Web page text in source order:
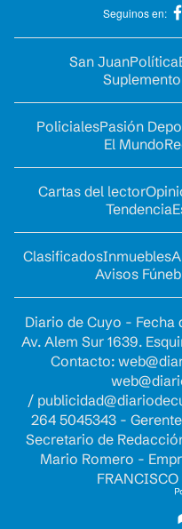
Seguinos en:
San JuanPolítica
PolicialesPasión
El Mundo
Cartas del lector
Tendencia
ClasificadosInmuebles
Avisos
Diario de Cuyo -
Av. Alem Sur 1639.
Contacto:
/
264 5045343 -
Secretario de
Mario Romero -
FRANCISCO